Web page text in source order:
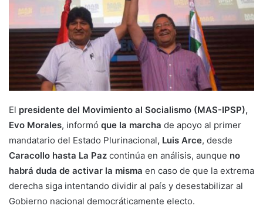
El presidente del Movimiento al Socialismo (MAS-IPSP),
Evo Morales, informó que la marcha de apoyo al primer
mandatario del Estado Plurinacional, Luis Arce, desde
Caracollo hasta La Paz continúa en análisis, aunque no
habrá duda de activar la misma en caso de que la extrema
derecha siga intentando dividir al país y desestabilizar al
Gobierno nacional democráticamente electo.